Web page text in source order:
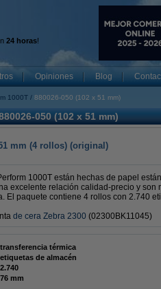
24 horas!
Opiniones Blog
1000T 880026-050 (102 x 51 mm)
050 (102 x 51 mm)
mm (4 rollos) (original)
1000T están hechas de papel
excelente relación calidad-precio y
El paquete contiene 4 rollos con 2.740
de cera Zebra 2300 (02300BK11045)
transferencia térmica
etiquetas de almacén
2.740
76 mm